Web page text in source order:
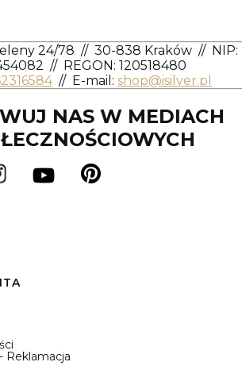
24/78 // 30-838 Kraków // NIP:
// REGON: 120518480
// E-mail: shop@isilver.pl
NAS W MEDIACH
Reklamacja